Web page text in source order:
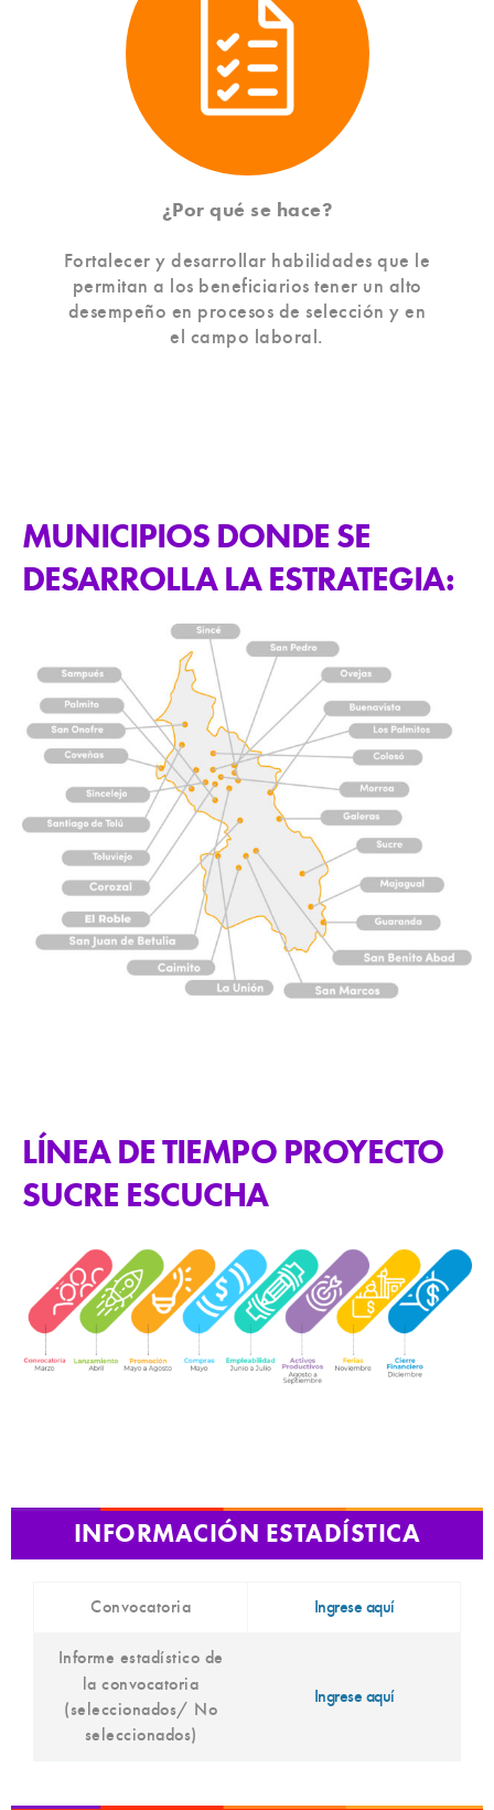
¿Por qué se hace?
Fortalecer y desarrollar habilidades que le
permitan a los beneficiarios tener un alto
desempeño en procesos de selección y en
el campo laboral.
MUNICIPIOS DONDE SE
DESARROLLA LA ESTRATEGIA:
LÍNEA DE TIEMPO PROYECTO
SUCRE ESCUCHA
INFORMACIÓN ESTADÍSTICA
Convocatoria Ingrese aquí
Informe estadístico de
la convocatoria
(seleccionados/ No
seleccionados)
Ingrese aquí